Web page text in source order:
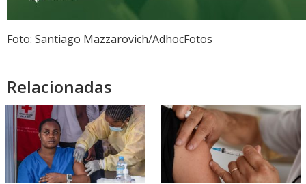
Foto: Santiago Mazzarovich/AdhocFotos
Relacionadas